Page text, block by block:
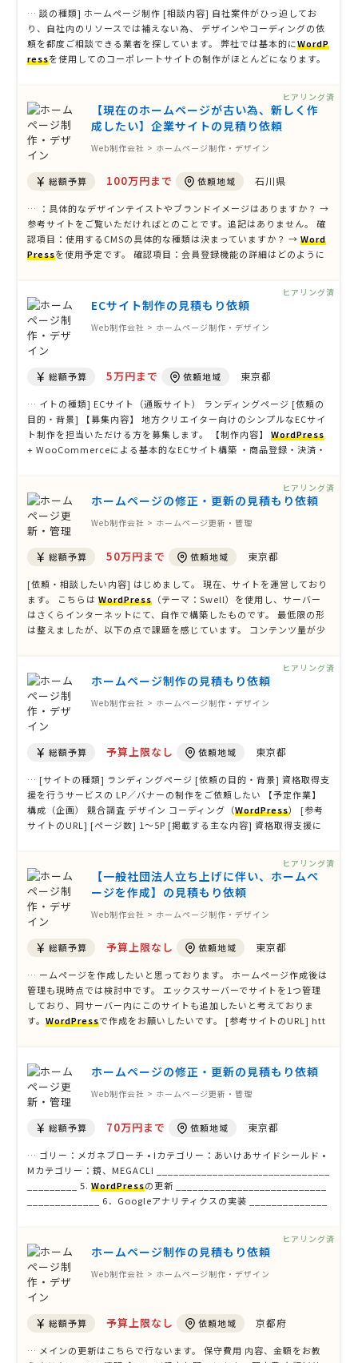
… 談の種類] ホームページ制作 [相談内容] 自社案件がひっ迫してお
り、自社内のリソースでは補えない為、 デザインやコーディングの依
頼を都度ご相談できる業者を探しています。 弊社では基本的にWordP
ressを使用してのコーポレートサイトの制作がほとんどになります。
【現在のホームページが古い為、新しく作
成したい】企業サイトの見積り依頼
Web制作会社 > ホームページ制作・デザイン
総額予算 100万円まで 依頼地域 石川県
… ：具体的なデザインテイストやブランドイメージはありますか？ →
参考サイトをご覧いただければとのことです。追記はありません。 確
認項目：使用するCMSの具体的な種類は決まっていますか？ →Word
Pressを使用予定です。 確認項目：会員登録機能の詳細はどのように
定 …
ヒアリング済
ECサイト制作の見積もり依頼
Web制作会社 > ホームページ制作・デザイン
総額予算 5万円まで 依頼地域 東京都
… イトの種類] ECサイト（通販サイト） ランディングページ [依頼の
目的・背景] 【募集内容】 地方クリエイター向けのシンプルなECサイ
ト制作を担当いただける方を募集します。 【制作内容】WordPress
+ WooCommerceによる基本的なECサイト構築 ・商品登録・決済・
ヒアリング済
ホームページの修正・更新の見積もり依頼
Web制作会社 > ホームページ更新・管理
総額予算 50万円まで 依頼地域 東京都
[依頼・相談したい内容] はじめまして。 現在、サイトを運営しており
ます。 こちらはWordPress （テーマ：Swell）を使用し、サーバー
はさくらインターネットにて、自作で構築したものです。 最低限の形
は整えましたが、以下の点で課題を感じています。 コンテンツ量が少
ヒアリング済
ホームページ制作の見積もり依頼
Web制作会社 > ホームページ制作・デザイン
総額予算 予算上限なし 依頼地域 東京都
… [サイトの種類] ランディングページ [依頼の目的・背景] 資格取得支
援を行うサービスの LP／バナーの制作をご依頼したい 【予定作業】
構成（企画） 競合調査 デザイン コーディング（WordPress） [参考
サイトのURL] [ページ数] 1〜5P [掲載する主な内容] 資格取得支援に
ヒアリング済
【一般社団法人立ち上げに伴い、ホームペ
ージを作成】の見積もり依頼
Web制作会社 > ホームページ制作・デザイン
総額予算 予算上限なし 依頼地域 東京都
… ームページを作成したいと思っております。 ホームページ作成後は
管理も現時点では検討中です。 エックスサーバーでサイトを1つ管理
しており、同サーバー内にこのサイトも追加したいと考えておりま
す。WordPressで作成をお願いしたいです。 [参考サイトのURL] htt
ヒアリング済
ホームページの修正・更新の見積もり依頼
Web制作会社 > ホームページ更新・管理
総額予算 70万円まで 依頼地域 東京都
… ゴリー：メガネブローチ • Iカテゴリー：あいけあサイドシールド •
Mカテゴリー：鏡、MEGACLI _______________________________
_________ 5.WordPressの更新 ___________________________
_____________ 6．Googleアナリティクスの実装 ______________
ホームページ制作の見積もり依頼
Web制作会社 > ホームページ制作・デザイン
総額予算 予算上限なし 依頼地域 京都府
… メインの更新はこちらで行ないます。 保守費用 内容、金額をお教
ヒアリング済